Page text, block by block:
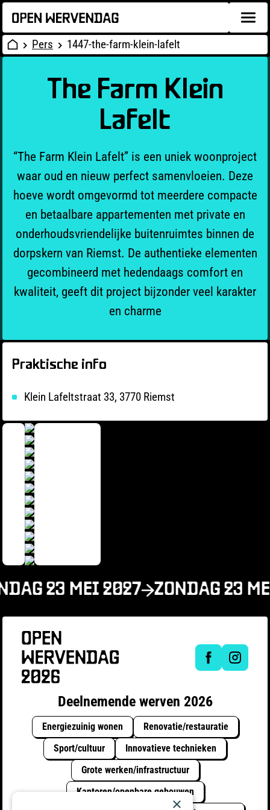
Pers 1447-the-farm-klein-lafelt
The Farm Klein
Lafelt
“The Farm Klein Lafelt” is een uniek woonproject
waar oud en nieuw perfect samenvloeien. Deze
hoeve wordt omgevormd tot meerdere compacte
en betaalbare appartementen met private en
onderhoudsvriendelijke buitenruimtes binnen de
dorpskern van Riemst. De authentieke elementen
gecombineerd met hedendaags comfort en
kwaliteit, geeft dit project bijzonder veel karakter
en charme
Praktische info
Klein Lafeltstraat 33, 3770 Riemst
23 MEI 2027 ZONDAG 23
Deelnemende werven 2026
Energiezuinig wonen
Renovatie/restauratie
Sport/cultuur
Innovatieve technieken
Grote werken/infrastructuur
Kantoren/openbare gebouwen
×